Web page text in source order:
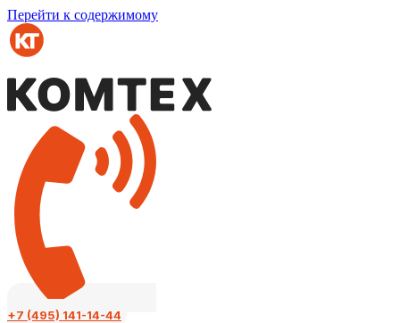
Перейти к содержимому
+7 (495) 141-14-44